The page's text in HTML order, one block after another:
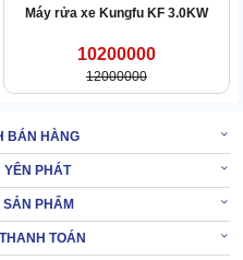
Máy rửa xe Kungfu KF 3.0KW
10200000
12000000
BÁN HÀNG
YÊN PHÁT
PHẨM
TOÁN